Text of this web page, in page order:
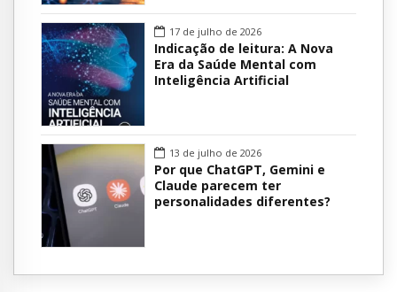
17 de julho de 2026
Indicação de leitura: A Nova
Era da Saúde Mental com
Inteligência Artificial
13 de julho de 2026
Por que ChatGPT, Gemini e
Claude parecem ter
personalidades diferentes?